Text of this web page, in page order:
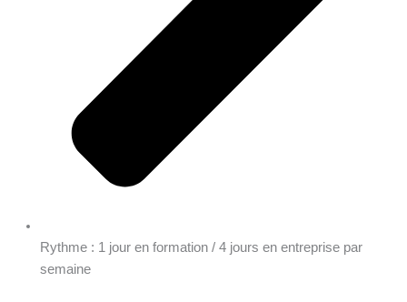
Rythme : 1 jour en formation / 4 jours en entreprise par
semaine